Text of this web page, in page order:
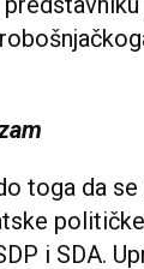
toga da
i SDA.